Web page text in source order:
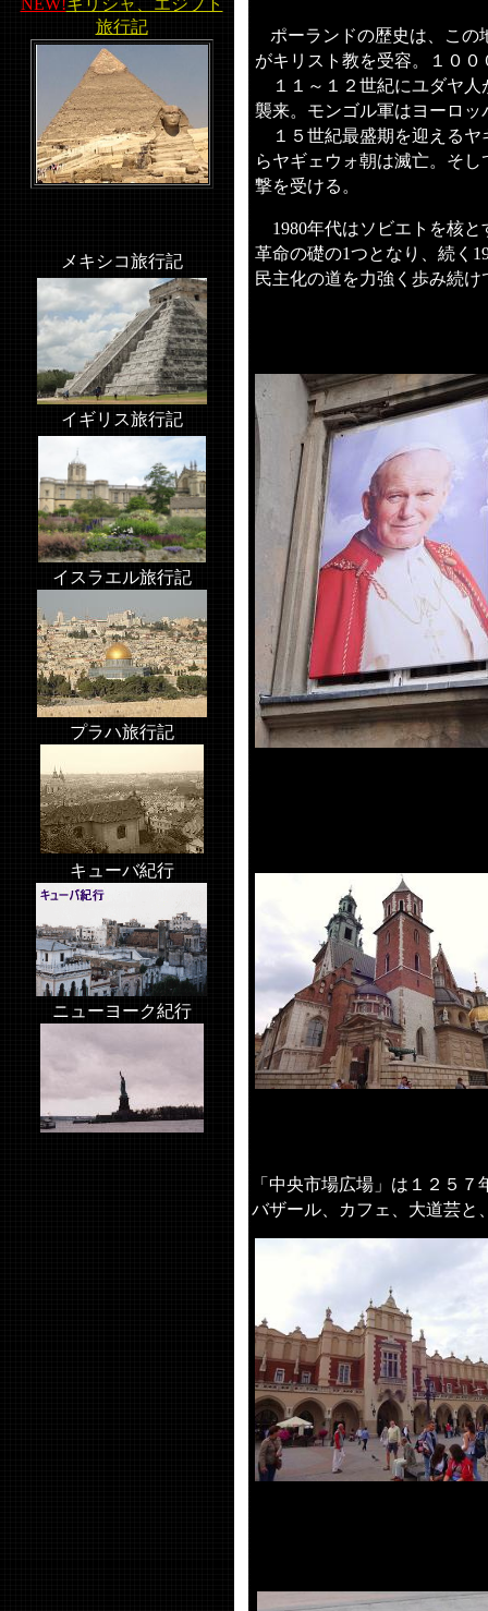
NEW!ギリシャ、エジプト
旅行記
メキシコ旅行記
イギリス旅行記
イスラエル旅行記
プラハ旅行記
キューバ紀行
ニューヨーク紀行
ポーランドの歴史は、こ
がキリスト教を受容。１０
１１～１２世紀にユダヤ
襲来。モンゴル軍はヨーロ
１５世紀最盛期を迎える
らヤギェウォ朝は滅亡。そ
撃を受ける。
1980年代はソビエトを核
革命の礎の1つとなり、続く
民主化の道を力強く歩み続け
「中央市場広場」は１２５
バザール、カフェ、大道芸と